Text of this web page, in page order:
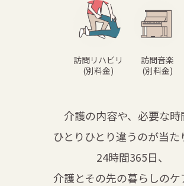
訪問リハビリ
(別料金)
訪問音楽
(別料金)
介護の内容や、必要な時
ひとりひとり違うのが当た
24時間365日、
介護とその先の暮らしのケ